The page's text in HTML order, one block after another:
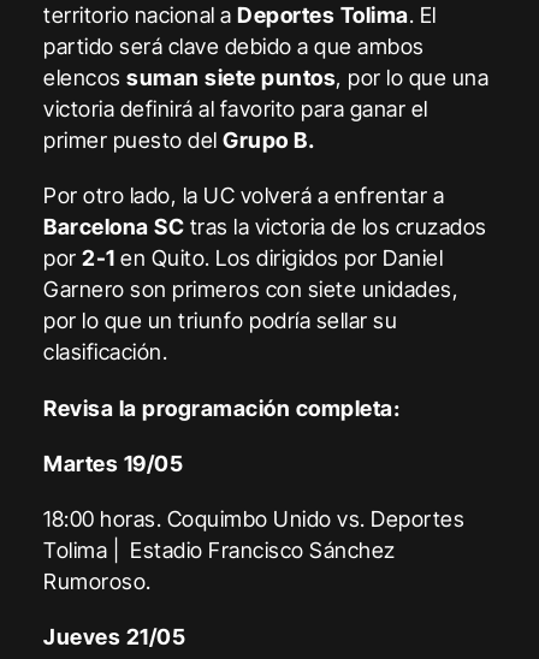
territorio nacional aDeportes Tolima. El
partido será clave debido a que ambos
elencossuman siete puntos, por lo que una
victoria definirá al favorito para ganar el
primer puesto delGrupo B.
Por otro lado, la UC volverá a enfrentar a
Barcelona SC tras la victoria de los cruzados
por2-1en Quito. Los dirigidos por Daniel
Garnero son primeros con siete unidades,
por lo que un triunfo podría sellar su
clasificación.
Revisa la programación completa:
Martes 19/05
18:00 horas. Coquimbo Unido vs. Deportes
Tolima | Estadio Francisco Sánchez
Rumoroso.
Jueves 21/05